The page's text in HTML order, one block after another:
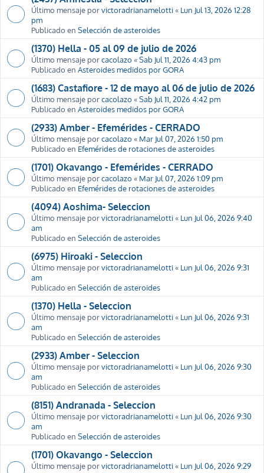
Último mensaje porvictoradrianamelotti« Lun Jul 13, 2026 12:28
pm
Publicado en Selección de asteroides
(1370) Hella - 05 al 09 de julio de 2026
Último mensaje porcacolazo «Sab Jul 11, 2026 4:43 pm
Publicado en Asteroides medidos por GORA
(1683) Castafiore - 12 de mayo al 06 de julio de 2026
Último mensaje porcacolazo «Sab Jul 11, 2026 4:42 pm
Publicado en Asteroides medidos por GORA
(2933) Amber - Efemérides - CERRADO
Último mensaje porcacolazo « Mar Jul 07, 2026 1:50 pm
Publicado en Efemérides de rotaciones de asteroides
(1701) Okavango - Efemérides - CERRADO
Último mensaje porcacolazo « Mar Jul 07, 2026 1:09 pm
Publicado en Efemérides de rotaciones de asteroides
(4094) Aoshima- Seleccion
Último mensaje porvictoradrianamelotti« Lun Jul 06, 2026 9:40
am
Publicado en Selección de asteroides
(6975) Hiroaki - Seleccion
Último mensaje porvictoradrianamelotti« Lun Jul 06, 2026 9:31
am
Publicado en Selección de asteroides
(1370) Hella - Seleccion
Último mensaje porvictoradrianamelotti« Lun Jul 06, 2026 9:31
am
Publicado en Selección de asteroides
(2933) Amber - Seleccion
Último mensaje porvictoradrianamelotti« Lun Jul 06, 2026 9:30
am
Publicado en Selección de asteroides
(8151) Andranada - Seleccion
Último mensaje porvictoradrianamelotti« Lun Jul 06, 2026 9:30
am
Publicado en Selección de asteroides
(1701) Okavango - Seleccion
Último mensaje porvictoradrianamelotti« Lun Jul 06, 2026 9:29